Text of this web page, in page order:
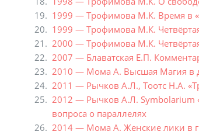
1999 — Трофимова М.К. Время в
1999 — Трофимова М.К.
2000 — Трофимова М.К.
2007 — Блаватская Е.П.
2010 — Мома А. Высшая Магия в
2011 — Рычков А.Л., Тоотс Н.А.
2012 — Рычков А.Л. Symbolarium
вопроса о параллелях
2014 — Мома А. Женские лики в